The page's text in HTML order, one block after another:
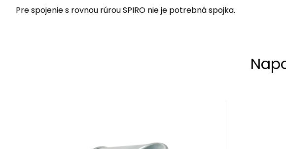
Pre spojenie s rovnou rúrou SPIRO nie je potrebná spojka.